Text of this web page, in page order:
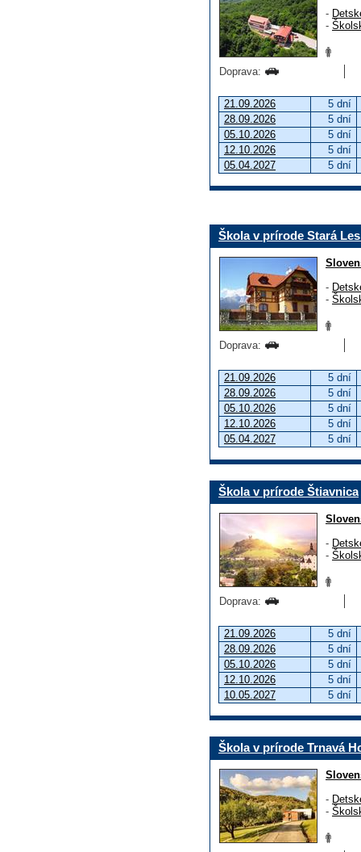
-
-
Doprava:
21.09.2026
5 dní
28.09.2026
5 dní
05.10.2026
5 dní
12.10.2026
5 dní
05.04.2027
5 dní
Škola v prírode Stará
-
-
Doprava:
21.09.2026
5 dní
28.09.2026
5 dní
05.10.2026
5 dní
12.10.2026
5 dní
05.04.2027
5 dní
Škola v prírode Štiavnica
-
-
Doprava:
21.09.2026
5 dní
28.09.2026
5 dní
05.10.2026
5 dní
12.10.2026
5 dní
10.05.2027
5 dní
Škola v prírode Trnavá
-
-